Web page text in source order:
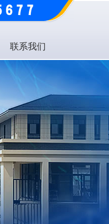
联系我们